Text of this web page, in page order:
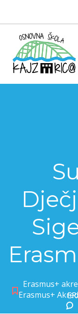
Erasmus+
Erasmus+